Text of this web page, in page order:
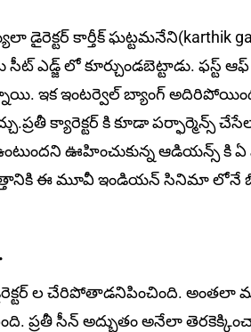
కార్తీక్ ఘట్టమనేని(karthik
ఎడ్జ్ లో కూర్చుండబెట్టాడు. ఫస్ట్
ఇక ఇంటర్వెల్ బ్యాంగ్
క్యారెక్టర్ కి కూడా పర్ఫార్మెన్స్
ఊహించుకున్న ఆడియన్స్ కి
ఈ మూవీ ఇండియన్ సినిమా లోనే
ల చేరిపోతాడనిపించింది. అంతలా
ప్రతీ సీన్ అద్భుతం అనేలా